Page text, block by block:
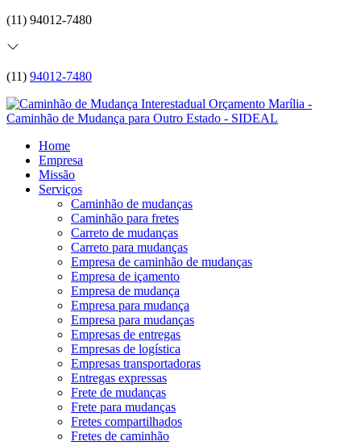
(11) 94012-7480
(11) 94012-7480
Home
Empresa
Missão
Serviços
Caminhão de mudanças
Caminhão para fretes
Carreto de mudanças
Carreto para mudanças
Empresa de caminhão de mudanças
Empresa de içamento
Empresa de mudança
Empresa para mudança
Empresa para mudanças
Empresas de entregas
Empresas de logística
Empresas transportadoras
Entregas expressas
Frete de mudanças
Frete para mudanças
Fretes compartilhados
Fretes de caminhão